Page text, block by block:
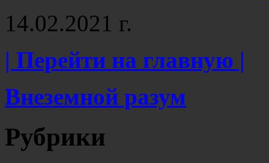
14.02.2021 г.
| Перейти на главную |
Внеземной разум
Рубрики